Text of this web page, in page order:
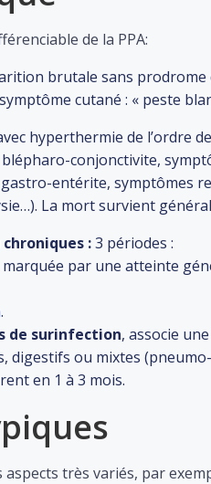
de la PPA:
brutale sans prodrome
cutané : « peste
hyperthermie de l’ordre
conjonctivite,
gastro-entérite, symptômes
La mort survient
:3 périodes :
marquée par une atteinte
de surinfection, associe
digestifs ou mixtes
en 1 à 3 mois.
aspects très variés, par